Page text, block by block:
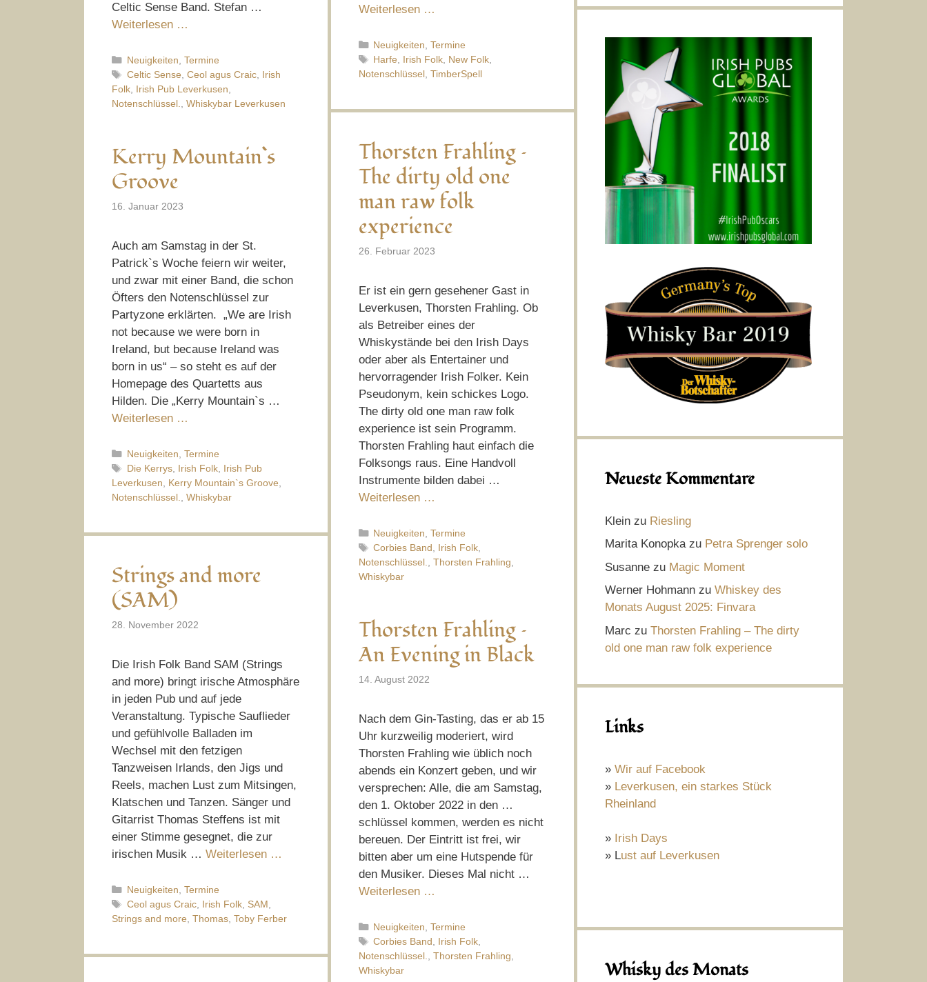
Celtic Sense Band. Stefan …
Weiterlesen …
Kategorien
Neuigkeiten Termine
Schlagwörter
Celtic Sense Ceol agus Craic, Irish
Folk Irish Pub Leverkusen
Notenschlüssel.
Whiskybar Leverkusen
Weiterlesen …
Kategorien
Neuigkeiten ,Termine
Schlagwörter
Harfe Irish Folk New Folk
Notenschlüssel, TimberSpell
Thorsten Frahling –
The dirty old one
man raw folk
experience
26. Februar 2023
Er ist ein gern gesehener Gast in
Leverkusen, Thorsten Frahling. Ob
als Betreiber eines der
Whiskystände bei den Irish Days
oder aber als Entertainer und
hervorragender Irish Folker. Kein
Pseudonym, kein schickes Logo.
The dirty old one man raw folk
experience ist sein Programm.
Thorsten Frahling haut einfach die
Folksongs raus. Eine Handvoll
Instrumente bilden dabei …
Weiterlesen …
Kategorien
Neuigkeiten,Termine
Schlagwörter
Corbies Band, Irish Folk,
Notenschlüssel., Thorsten Frahling,
Whiskybar
Kerry Mountain`s
Groove
16. Januar 2023
Auch am Samstag in der St.
Patrick`s Woche feiern wir weiter,
und zwar mit einer Band, die schon
Öfters den Notenschlüssel zur
Partyzone erklärten. „We are Irish
not because we were born in
Ireland, but because Ireland was
born in us“ – so steht es auf der
Homepage des Quartetts aus
Hilden. Die „Kerry Mountain`s …
Weiterlesen …
Kategorien
Neuigkeiten, Termine
Schlagwörter
Die Kerrys, Irish Folk, Irish Pub
Leverkusen, Kerry Mountain`s Groove,
Notenschlüssel., Whiskybar
Strings and more
(SAM)
28. November 2022
Die Irish Folk Band SAM (Strings
and more) bringt irische Atmosphäre
in jeden Pub und auf jede
Veranstaltung. Typische Sauflieder
und gefühlvolle Balladen im
Wechsel mit den fetzigen
Tanzweisen Irlands, den Jigs und
Reels, machen Lust zum Mitsingen,
Klatschen und Tanzen. Sänger und
Gitarrist Thomas Steffens ist mit
einer Stimme gesegnet, die zur
irischen Musik … Weiterlesen …
Kategorien
Neuigkeiten, Termine
Schlagwörter
Ceol agus Craic, Irish Folk, SAM,
Strings and more, Thomas, Toby Ferber
Thorsten Frahling –
An Evening in Black
14. August 2022
Nach dem Gin-Tasting, das er ab 15
Uhr kurzweilig moderiert, wird
Thorsten Frahling wie üblich noch
abends ein Konzert geben, und wir
versprechen: Alle, die am Samstag,
den 1. Oktober 2022 in den …
schlüssel kommen, werden es nicht
bereuen. Der Eintritt ist frei, wir
bitten aber um eine Hutspende für
den Musiker. Dieses Mal nicht …
Weiterlesen …
Kategorien
Neuigkeiten,Termine
Schlagwörter
Corbies Band, Irish Folk,
Notenschlüssel., Thorsten Frahling,
Whiskybar
Neueste Kommentare
Klein zu Riesling
Marita Konopkazu Petra Sprenger solo
Susanne zu Magic Moment
Werner Hohmann zu Whiskey des
Monats August 2025: Finvara
Marc zu Thorsten Frahling – The dirty
old one man raw folk experience
Links
» Wir auf Facebook
» Leverkusen, ein starkes Stück
Rheinland
» Irish Days
» Lust auf Leverkusen
Whisky des Monats